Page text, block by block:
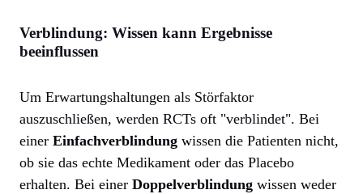
Verblindung: Wissen kann Ergebnisse
beeinflussen
Um Erwartungshaltungen als Störfaktor
auszuschließen, werden RCTs oft "verblindet". Bei
einer Einfachverblindung wissen die Patienten nicht,
ob sie das echte Medikament oder das Placebo
erhalten. Bei einer Doppelverblindung wissen weder